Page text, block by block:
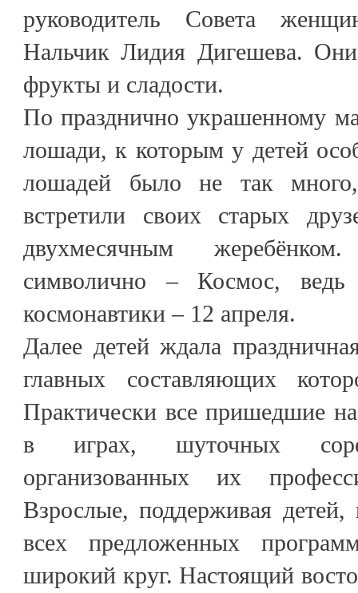
руководитель Совета
Нальчик Лидия Дигешева. Они
фрукты и сладости.
По празднично украшенному
лошади, к которым у детей
лошадей было не так
встретили своих старых
двухмесячным
символично – Космос,
космонавтики – 12 апреля.
Далее детей ждала
главных составляющих
Практически все пришедшие
в играх, шуточных
организованных их
Взрослые, поддерживая
всех предложенных
широкий круг. Настоящий